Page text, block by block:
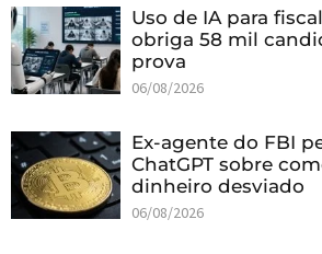
Uso de IA para
obriga 58 mil
prova
06/08/2026
Ex-agente do FBI
ChatGPT sobre
dinheiro desviado
06/08/2026